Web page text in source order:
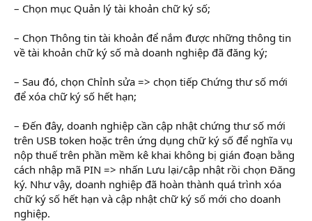
– Chọn mục Quản lý tài khoản chữ ký số;
– Chọn Thông tin tài khoản để nắm được những thông tin
về tài khoản chữ ký số mà doanh nghiệp đã đăng ký;
– Sau đó, chọn Chỉnh sửa => chọn tiếp Chứng thư số mới
để xóa chữ ký số hết hạn;
– Đến đây, doanh nghiệp cần cập nhật chứng thư số mới
trên USB token hoặc trên ứng dụng chữ ký số để nghĩa vụ
nộp thuế trên phần mềm kê khai không bị gián đoạn bằng
cách nhập mã PIN => nhấn Lưu lại/cập nhật rồi chọn Đăng
ký. Như vậy, doanh nghiệp đã hoàn thành quá trình xóa
chữ ký số hết hạn và cập nhật chữ ký số mới cho doanh
nghiệp.